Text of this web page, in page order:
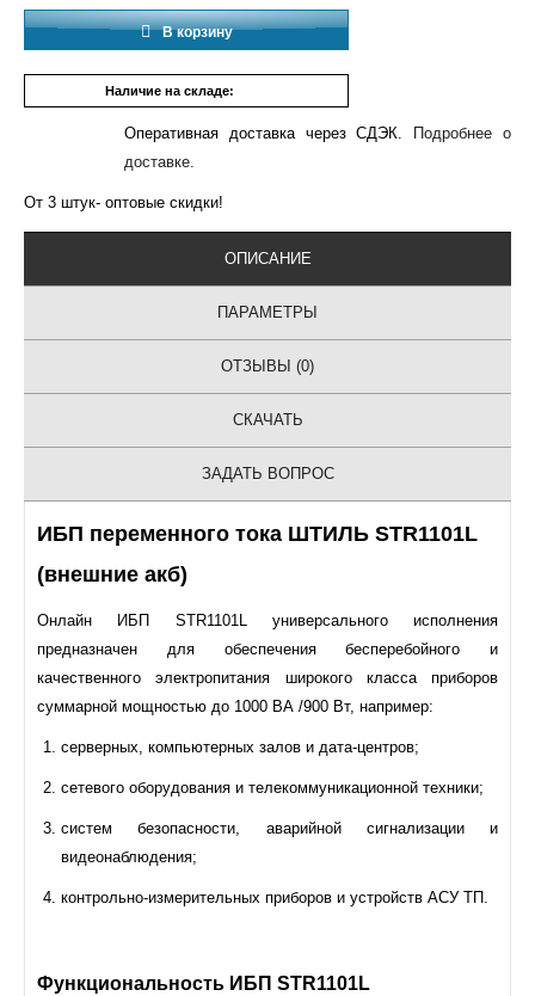
В корзину
Наличие на складе:
Оперативная доставка через СДЭК.
Подробнее о
доставке.
От 3 штук- оптовые скидки!
ОПИСАНИЕ
ПАРАМЕТРЫ
ОТЗЫВЫ (0)
СКАЧАТЬ
ЗАДАТЬ ВОПРОС
ИБП переменного тока ШТИЛЬ STR1101L
(внешние акб)
Онлайн ИБП STR1101L универсального исполнения
предназначен для обеспечения бесперебойного и
качественного электропитания широкого класса приборов
суммарной мощностью до 1000 ВА /900 Вт, например:
серверных, компьютерных залов и дата-центров;
сетевого оборудования и телекоммуникационной техники;
систем безопасности, аварийной сигнализации и
видеонаблюдения;
контрольно-измерительных приборов и устройств АСУ ТП.
Функциональность ИБП STR1101L